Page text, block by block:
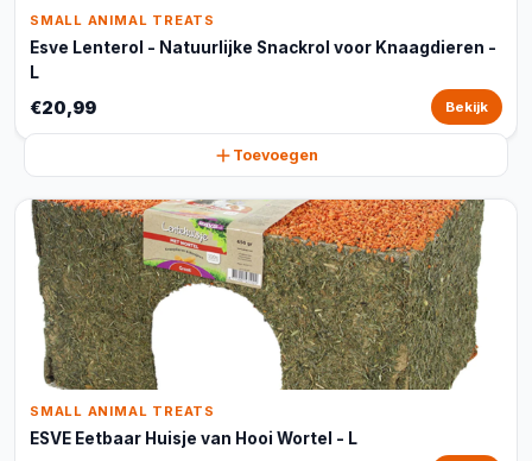
SMALL ANIMAL TREATS
Esve Lenterol - Natuurlijke Snackrol voor Knaagdieren -
L
€20,99 Bekijk
Toevoegen
SMALL ANIMAL TREATS
ESVE Eetbaar Huisje van Hooi Wortel - L